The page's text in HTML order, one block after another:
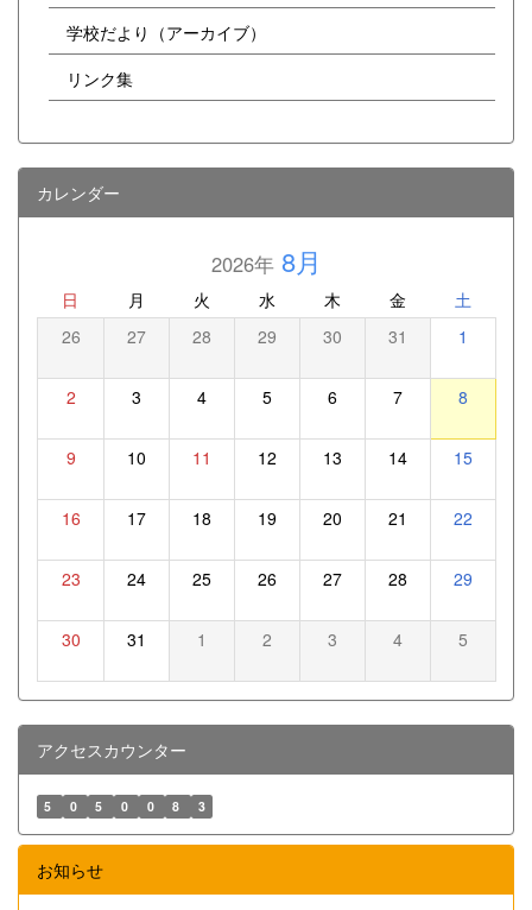
学校だより（アーカイブ）
リンク集
カレンダー
2026年8月
日 月 火 水 木 金 土
26 27 28 29 30 31 1
2 3 4 5 6 7 8
9 10 11 12 13 14 15
16 17 18 19 20 21 22
23 24 25 26 27 28 29
30 31 1 2 3 4 5
アクセスカウンター
5 0 5 0 0 8 3
お知らせ